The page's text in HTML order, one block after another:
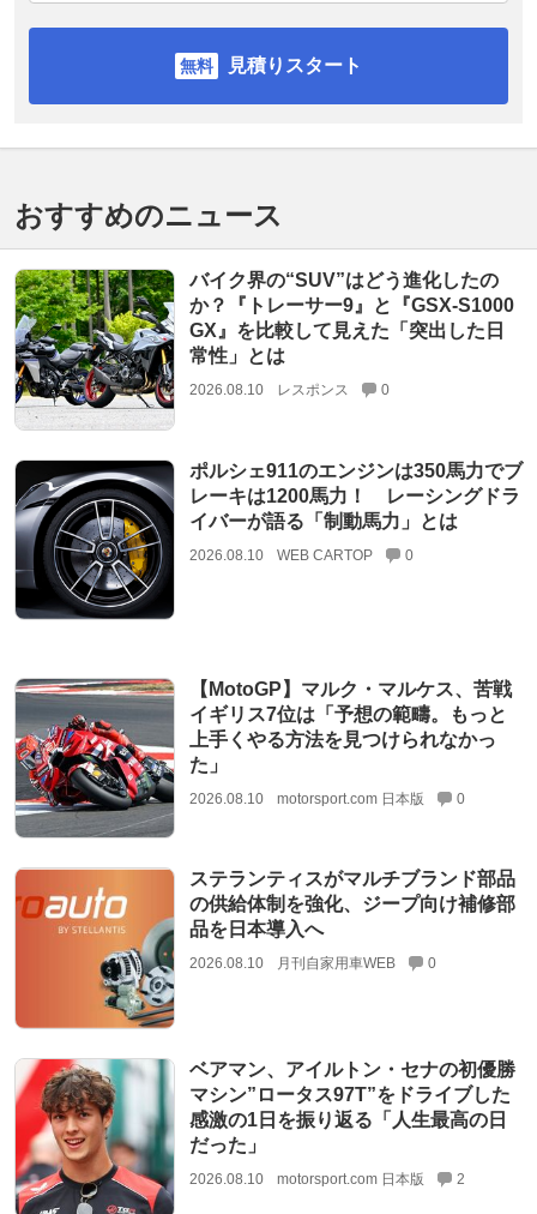
見積りスタート
おすすめのニュース
バイク界の“SUV”はどう進化したの
か？『トレーサー9』と『GSX-S1000
GX』を比較して見えた「突出した日
常性」とは
2026.08.10 レスポンス 0
ポルシェ911のエンジンは350馬力でブ
レーキは1200馬力！ レーシングドラ
イバーが語る「制動馬力」とは
2026.08.10 WEB CARTOP 0
【MotoGP】マルク・マルケス、苦戦
イギリス7位は「予想の範疇。もっと
上手くやる方法を見つけられなかっ
た」
2026.08.10 motorsport.com 日本版 0
ステランティスがマルチブランド部品
の供給体制を強化、ジープ向け補修部
品を日本導入へ
2026.08.10 月刊自家用車WEB 0
ベアマン、アイルトン・セナの初優勝
マシン”ロータス97T”をドライブした
感激の1日を振り返る「人生最高の日
だった」
2026.08.10 motorsport.com 日本版 2